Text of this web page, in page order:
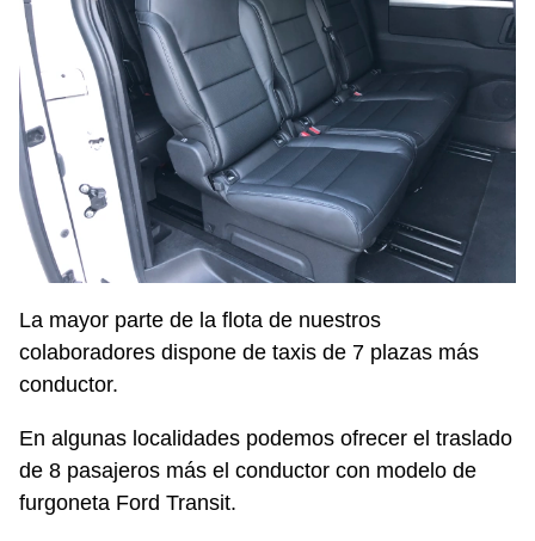
La mayor parte de la flota de nuestros
colaboradores dispone de taxis de 7 plazas más
conductor.
En algunas localidades podemos ofrecer el traslado
de 8 pasajeros más el conductor con modelo de
furgoneta Ford Transit.